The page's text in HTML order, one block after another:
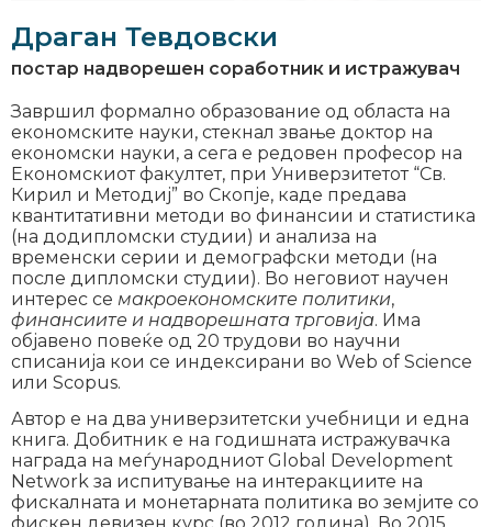
Драган Тевдовски
постар надворешен соработник и истражувач
Завршил формално образование од областа на
економските науки, стекнал звање доктор на
економски науки, а сега е редовен професор на
Економскиот факултет, при Универзитетот “Св.
Кирил и Методиј” во Скопје, каде предава
квантитативни методи во финансии и статистика
(на додипломски студии) и анализа на
временски серии и демографски методи (на
после дипломски студии). Во неговиот научен
интерес се макроекономските политики,
финансиите и надворешната трговија. Има
објавено повеќе од 20 трудови во научни
списанија кои се индексирани во Web of Science
или Scopus.
Автор е на два универзитетски учебници и една
книга. Добитник е на годишната истражувачка
награда на меѓународниот Global Development
Network за испитување на интеракциите на
фискалната и монетарната политика во земјите со